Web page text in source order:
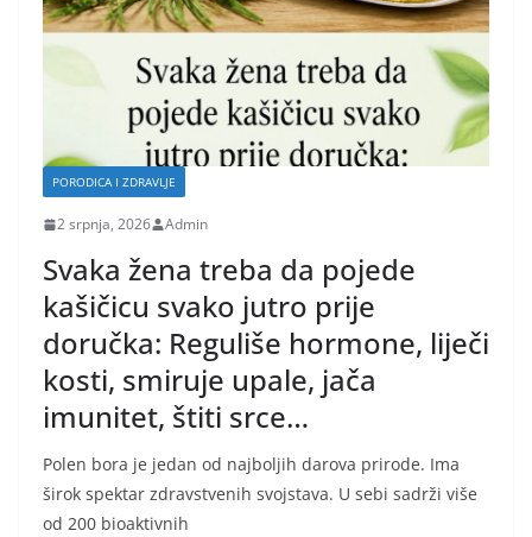
PORODICA I ZDRAVLJE
2 srpnja, 2026 Admin
Svaka žena treba da pojede
kašičicu svako jutro prije
doručka: Reguliše hormone, liječi
kosti, smiruje upale, jača
imunitet, štiti srce…
Polen bora je jedan od najboljih darova prirode. Ima
širok spektar zdravstvenih svojstava. U sebi sadrži više
od 200 bioaktivnih